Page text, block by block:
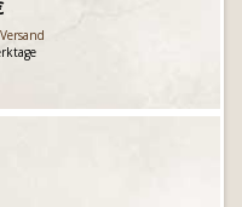
Versand